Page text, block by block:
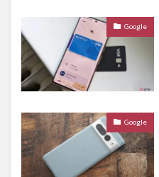
Google
Google